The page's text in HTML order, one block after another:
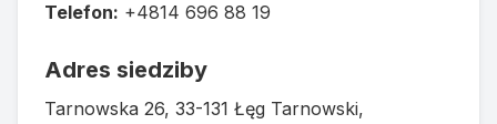
Telefon: +4814 696 88 19
Adres siedziby
Tarnowska 26, 33-131 Łęg Tarnowski,